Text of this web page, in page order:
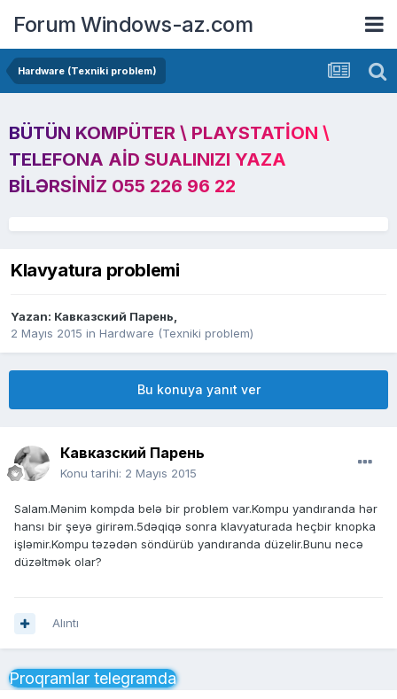
Forum Windows-az.com
Hardware (Texniki problem)
BÜTÜN KOMPÜTER \ PLAYSTATION \
TELEFONA AID SUALINIZI YAZA
BILƏRSINIZ 055 226 96 22
Klavyatura problemi
Yazan: Кавказский Парень,
2 Mayıs 2015 in Hardware (Texniki problem)
Bu konuya yanıt ver
Кавказский Парень
Konu tarihi: 2 Mayıs 2015
Salam.Mənim kompda belə bir problem var.Kompu yandıranda hər
hansı bir şeyə girirəm.5dəqiqə sonra klavyaturada heçbir knopka
işləmir.Kompu təzədən söndürüb yandıranda düzelir.Bunu necə
düzəltmək olar?
Alıntı
Proqramlar telegramda